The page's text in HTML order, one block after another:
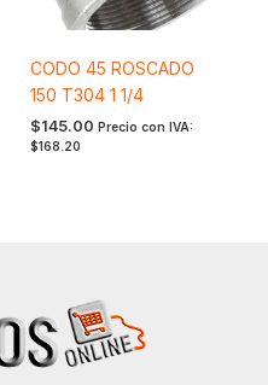
CODO 45 ROSCADO
150 T304 1 1/4
$145.00 Precio con IVA:
$168.20